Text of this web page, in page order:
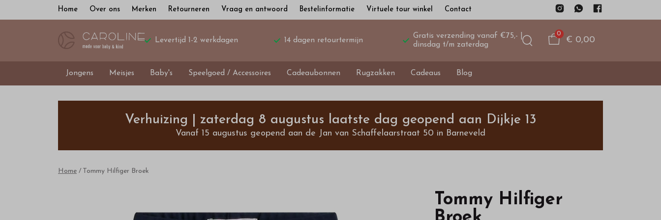
Home Over ons Merken Retourneren Vraag en antwoord Bestelinformatie Virtuele tour winkel Contact
Levertijd 1-2 werkdagen 14 dagen retourtermijn
Gratis verzending vanaf €75,- |
dinsdag t/m zaterdag
0
€ 0,00
Jongens Meisjes Baby's Speelgoed / Accessoires Cadeaubonnen Rugzakken Cadeaus Blog
Tommy
Broek
Verhuizing | zaterdag 8 augustus laatste dag geopend aan Dijkje 13
Vanaf 15 augustus geopend aan de Jan van Schaffelaarstraat 50 in Barneveld
Home Tommy Hilfiger Broek
Tommy Hilfiger